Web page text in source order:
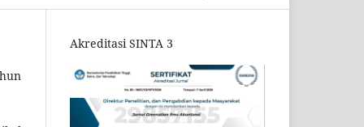
Akreditasi SINTA 3